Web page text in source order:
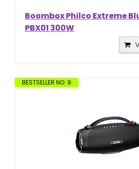
Boombox Philco Extreme
PBX01 300W
BESTSELLER NO. 9